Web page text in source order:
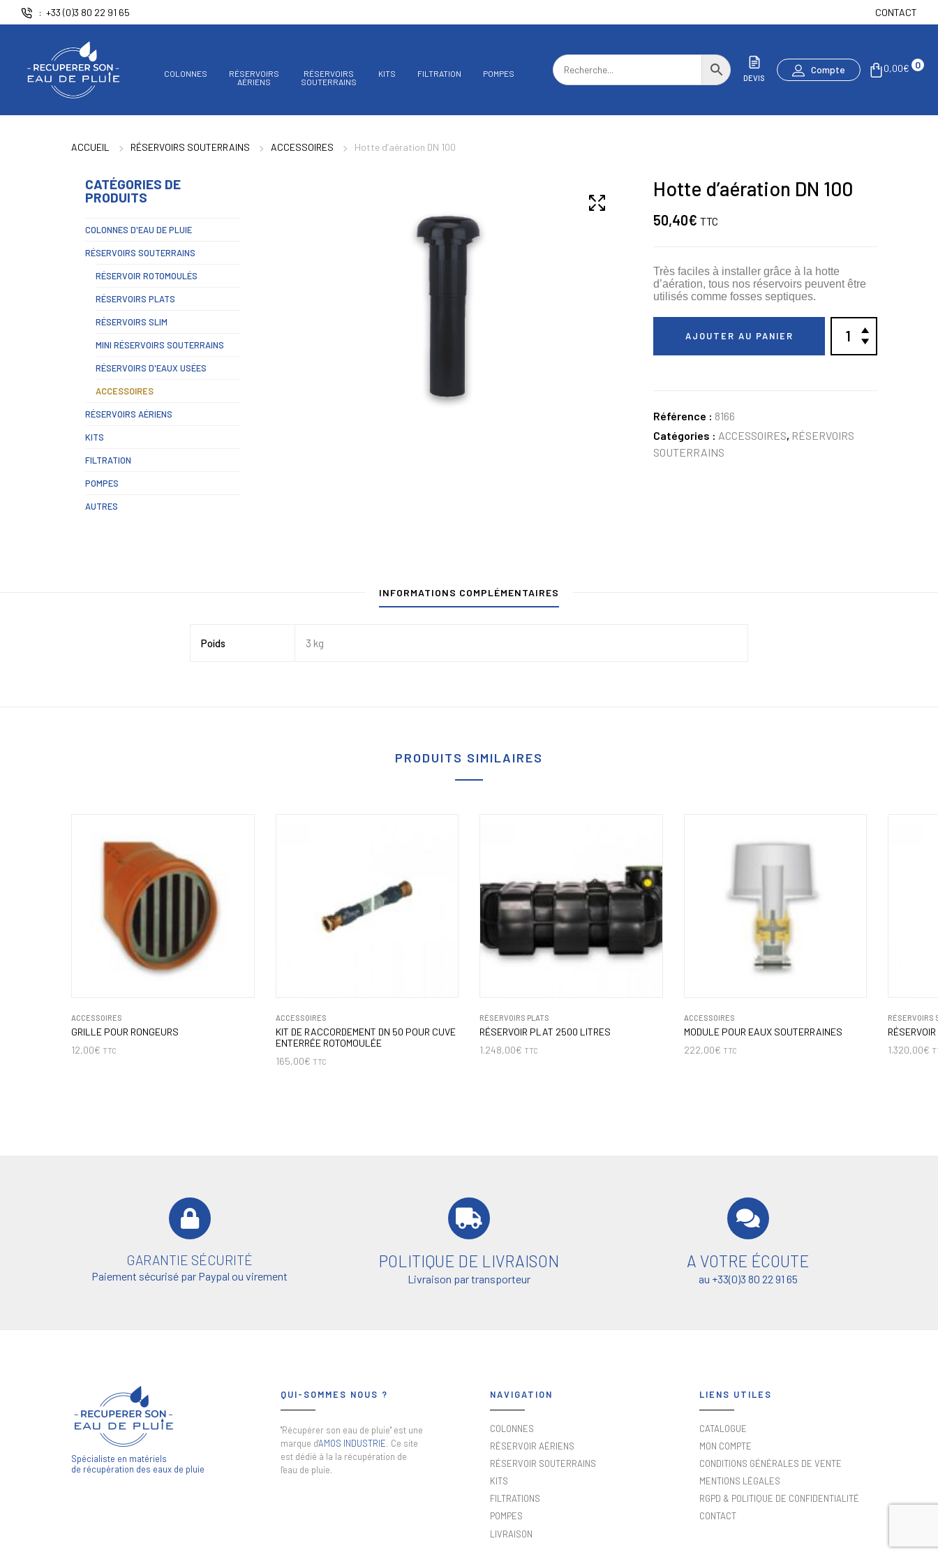
+33 (0)3 80 22 91 65 CONTACT
COLONNES
RÉSERVOIRS
AÉRIENS
RÉSERVOIRS
SOUTERRAINS
KITS FILTRATION POMPES DEVIS
Compte 0,00€ 0
ACCUEIL RÉSERVOIRS SOUTERRAINS ACCESSOIRES Hotte d’aération DN 100
Hotte d’aération DN 100
50,40€ TTC
Très faciles à installer grâce à la hotte
d’aération, tous nos réservoirs peuvent être
utilisés comme fosses septiques.
AJOUTER AU PANIER
Référence : 8166
Catégories : ACCESSOIRES, RÉSERVOIRS
SOUTERRAINS
CATÉGORIES DE
PRODUITS
COLONNES D'EAU DE PLUIE
RÉSERVOIRS SOUTERRAINS
RÉSERVOIR ROTOMOULÉS
RÉSERVOIRS PLATS
RÉSERVOIRS SLIM
MINI RÉSERVOIRS SOUTERRAINS
RÉSERVOIRS D'EAUX USÉES
ACCESSOIRES
RÉSERVOIRS AÉRIENS
KITS
FILTRATION
POMPES
AUTRES
INFORMATIONS COMPLÉMENTAIRES
Poids 3 kg
PRODUITS SIMILAIRES
ACCESSOIRES
GRILLE POUR RONGEURS
12,00€ TTC
ACCESSOIRES
KIT DE RACCORDEMENT DN 50 POUR CUVE
ENTERRÉE ROTOMOULÉE
165,00€ TTC
RÉSERVOIRS PLATS
RÉSERVOIR PLAT 2500 LITRES
1.248,00€ TTC
ACCESSOIRES
MODULE POUR EAUX SOUTERRAINES
222,00€ TTC
RÉSERVOIRS
1.320,00€
GARANTIE SÉCURITÉ
Paiement sécurisé par Paypal ou virement
POLITIQUE DE LIVRAISON
Livraison par transporteur
A VOTRE ÉCOUTE
au +33(0)3 80 22 91 65
Spécialiste en matériels
de récupération des eaux de pluie
QUI-SOMMES NOUS ?
"Récupérer son eau de pluie" est une
marque d'AMOS INDUSTRIE . Ce site
est dédié à la la récupération de
l'eau de pluie.
NAVIGATION
COLONNES
RÉSERVOIR AÉRIENS
RÉSERVOIR SOUTERRAINS
KITS
FILTRATIONS
POMPES
LIVRAISON
LIENS UTILES
CATALOGUE
MON COMPTE
CONDITIONS GÉNÉRALES DE VENTE
MENTIONS LÉGALES
RGPD & POLITIQUE DE CONFIDENTIALITÉ
CONTACT
Panneau de gestion des cookies